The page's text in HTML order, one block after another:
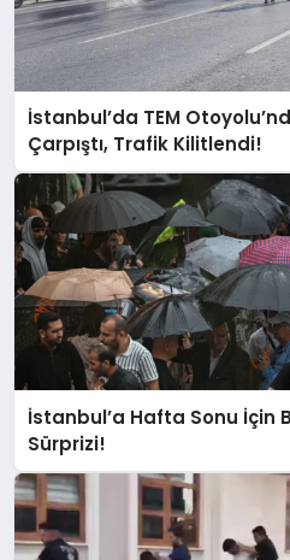
İstanbul’da TEM
Çarpıştı, Trafik Kilitlendi!
İstanbul’a Hafta Sonu İçin
Sürprizi!